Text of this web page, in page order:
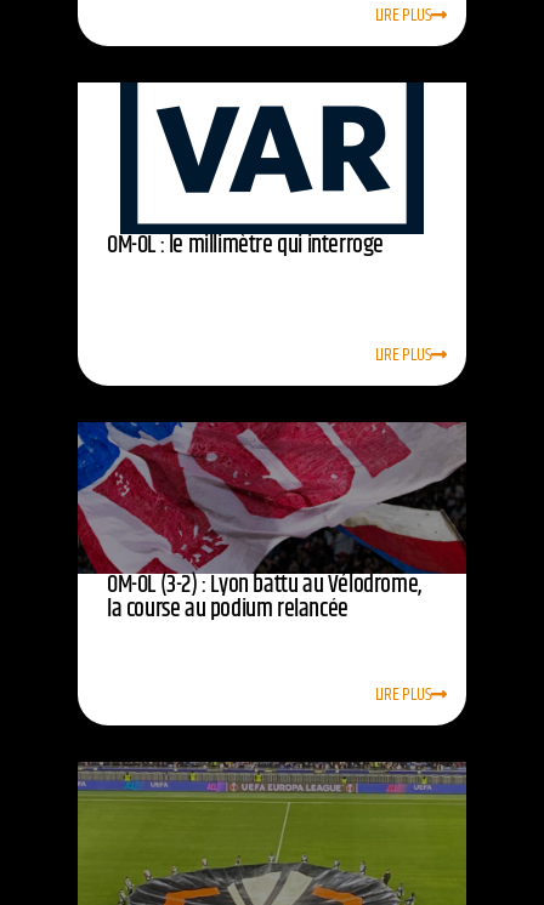
LIRE PLUS
OM-OL : le millimètre qui interroge
LIRE PLUS
OM-OL (3-2) : Lyon battu au Vélodrome,
la course au podium relancée
LIRE PLUS